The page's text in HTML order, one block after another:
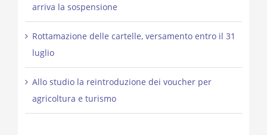
arriva la sospensione
Rottamazione delle cartelle, versamento entro il 31
luglio
Allo studio la reintroduzione dei voucher per
agricoltura e turismo